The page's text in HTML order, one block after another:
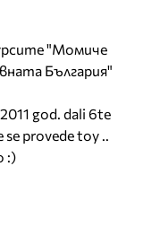
"Момиче
България"
god. dali 6te
se provede toy ..
:)